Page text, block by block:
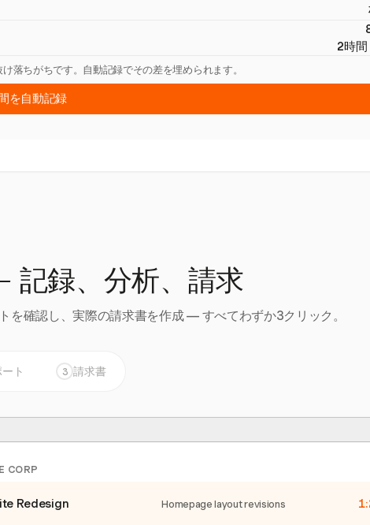
2時
落ちがちです。自動記録でその差を埋められます。
を自動記録
記録、分析、請求
を確認し、実際の請求書を作成 — すべてわずか3クリック。
ト 3 請求書
CORP
Redesign Homepage layout revisions